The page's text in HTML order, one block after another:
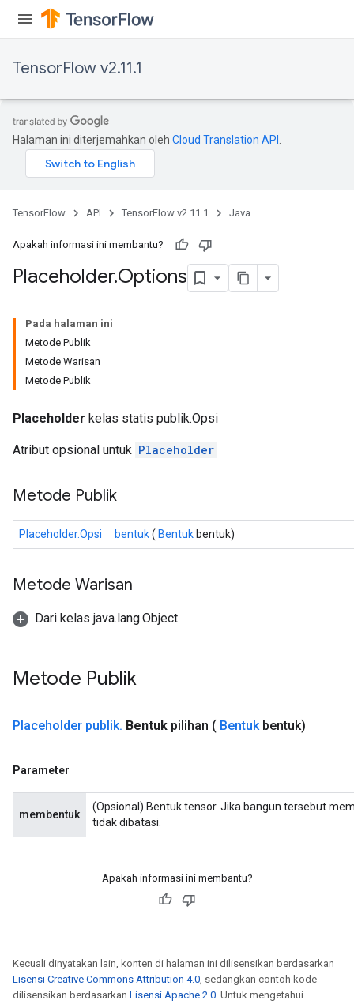
TensorFlow v2.11.1
Halaman ini diterjemahkan oleh Cloud Translation API
TensorFlow API TensorFlow v2.11.1 Java
Apakah informasi ini membantu?
Placeholder.Options
Pada halaman ini
Metode Publik
Metode Warisan
Metode Publik
Placeholder kelas statis publik.Opsi
Atribut opsional untuk Placeholder
Metode Publik
Placeholder.Opsi bentuk( Bentuk bentuk)
Metode Warisan
Dari kelas java.lang.Object
Metode Publik
Placeholder publik. Bentuk pilihan ( Bentukbentuk)
Parameter
membentuk
(Opsional) Bentuk tensor. Jika bangun tersebut
tidak dibatasi.
Apakah informasi ini membantu?
Kecuali dinyatakan lain, konten di halaman ini dilisensikan berdasarkan
Lisensi Creative Commons Attribution 4.0, sedangkan contoh kode
dilisensikan berdasarkan Lisensi Apache 2.0. Untuk mengetahui